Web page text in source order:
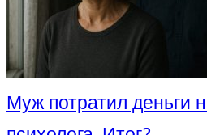
Муж потратил деньги